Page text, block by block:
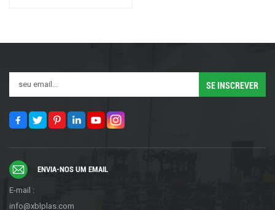
ENVIA-NOS UM EMAIL
E-mail :
info@xblplas.com